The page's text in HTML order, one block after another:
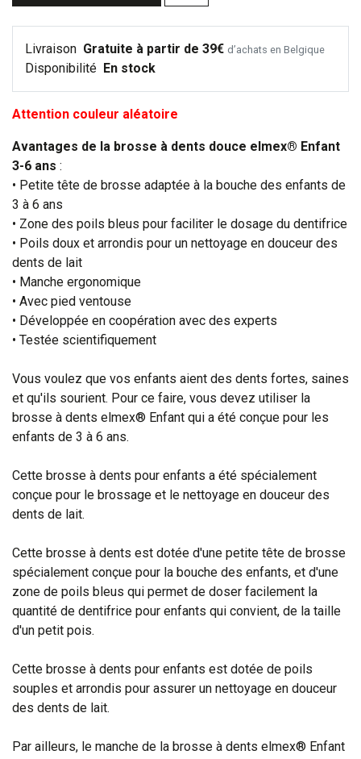
Livraison Gratuite à partir de 39€ d’achats en Belgique
Disponibilité En stock
Attention couleur aléatoire
Avantages de la brosse à dents douce elmex® Enfant
3-6 ans :
• Petite tête de brosse adaptée à la bouche des enfants de
3 à 6 ans
• Zone des poils bleus pour faciliter le dosage du dentifrice
• Poils doux et arrondis pour un nettoyage en douceur des
dents de lait
• Manche ergonomique
• Avec pied ventouse
• Développée en coopération avec des experts
• Testée scientifiquement
Vous voulez que vos enfants aient des dents fortes, saines
et qu'ils sourient. Pour ce faire, vous devez utiliser la
brosse à dents elmex® Enfant qui a été conçue pour les
enfants de 3 à 6 ans.
Cette brosse à dents pour enfants a été spécialement
conçue pour le brossage et le nettoyage en douceur des
dents de lait.
Cette brosse à dents est dotée d'une petite tête de brosse
spécialement conçue pour la bouche des enfants, et d'une
zone de poils bleus qui permet de doser facilement la
quantité de dentifrice pour enfants qui convient, de la taille
d'un petit pois.
Cette brosse à dents pour enfants est dotée de poils
souples et arrondis pour assurer un nettoyage en douceur
des dents de lait.
Par ailleurs, le manche de la brosse à dents elmex® Enfant